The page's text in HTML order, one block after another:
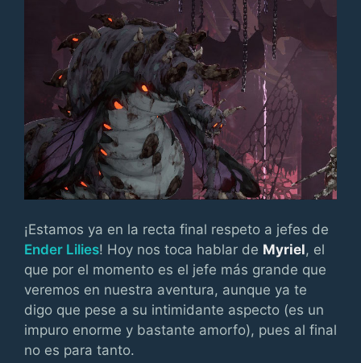
¡Estamos ya en la recta final respeto a jefes de
Ender Lilies! Hoy nos toca hablar de Myriel, el
que por el momento es el jefe más grande que
veremos en nuestra aventura, aunque ya te
digo que pese a su intimidante aspecto (es un
impuro enorme y bastante amorfo), pues al final
no es para tanto.